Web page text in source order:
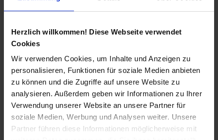
Herzlich willkommen! Diese Webseite verwendet
Cookies
Wir verwenden Cookies, um Inhalte und Anzeigen zu
personalisieren, Funktionen für soziale Medien anbieten
zu können und die Zugriffe auf unsere Website zu
analysieren. Außerdem geben wir Informationen zu Ihrer
Verwendung unserer Website an unsere Partner für
soziale Medien, Werbung und Analysen weiter. Unsere
Partner führen diese Informationen möglicherweise mit
Privatunterkunft
Tagesausflüge
Sibirien erleben
Fähre Wladiwostok – Japan
Mögliche Transsib Routen
Alle Routen
Moskau – Peking
Peking – Moskau
St. Petersburg – Irkutsk
Moskau – Ulaan Baatar
Moskau – Wladiwostok
Transsib-Gruppenreisen
Im Linienzug
Im Sonderzug Zarengold
Katalogbestellung